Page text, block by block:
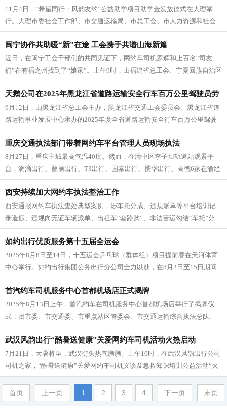
11月4日，“希望同行・风韵友约”公益助学项目助学金发放仪式在大理举
行。大理市委社会工作部、市交通运输局、市总工会、市人力资源和社会
保障局、市公共就业和人才服务...
闽宁协作共助暖“新”在途 工会携手共谱山海新篇
近日，在闽宁工会干部们的共同见证下，网约车司机罗辉和上百名“司友
们”在有福之州找到了“娘家”。上午9时，由福建省总工会、宁夏回族自治区
总工会主办，福州市总工会、...
天鹅公司在2025年黑龙江省道路运输安全行车百万公里驾驶员劳
动竞赛中斩获佳绩
9月12日，由黑龙江省总工会主办，黑龙江省交通工会委员会、黑龙江省道
路运输事业发展中心承办的2025年度全省道路运输安全行车百万公里驾驶
员劳动竞赛表彰大会在哈尔...
重庆交通执法部门带着网约车平台管理人员现场执法
8月27日，重庆主城最高气温40度。然而，在渝中区李子坝轨道站观景平
台，滴滴出行、曹操出行、T3出行、国泰出行、携华出行、高德6家在渝经
营管理平台代表应邀现场观...
西安持续加大网约车执法整治工作
西安通报网约车执法查处典型案例，涉车托分成、违规派单等平台培训记
录造假、违规向无证车辆派单、出租车“套路购”、非法营运勾结“车托”分
成……8月22日，西安市交通...
如约出行优质服务第十五届全运会
2025年8月8日至14日，十五运会乒乓球（群体组）项目提前赛在天河体育
中心举行。如约出行集团公务出行分公司全力以赴，在8月2日至15日期间
全过程、多举措投入，...
首汽约车司机服务中心首都机场店正式揭牌
2025年8月13日上午，首汽约车在司机服务中心首都机场店举行了揭牌仪
式，团市委、市交通委、市重点站区管委会、市交通运输综合执法总队、
北京青年企业家协会、出租汽...
武汉风韵出行“酷暑送健康”关爱网约车司机活动火热启动
7月21日，大暑将至，武汉街头热气腾腾。上午10时，在武汉风韵出行公司
司机之家，“酷暑送健康”关爱网约车司机义诊及急救知识培训公益活动“火
热”启动。“作为城市运...
首页 上一页 1 2 3 4 下一页 末页